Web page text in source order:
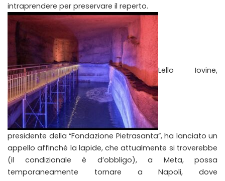
intraprendere per preservare il reperto.
Lello Iovine,
presidente della “Fondazione Pietrasanta”, ha lanciato un
appello affinché la lapide, che attualmente si troverebbe
(il condizionale è d’obbligo), a Meta, possa
temporaneamente tornare a Napoli, dove